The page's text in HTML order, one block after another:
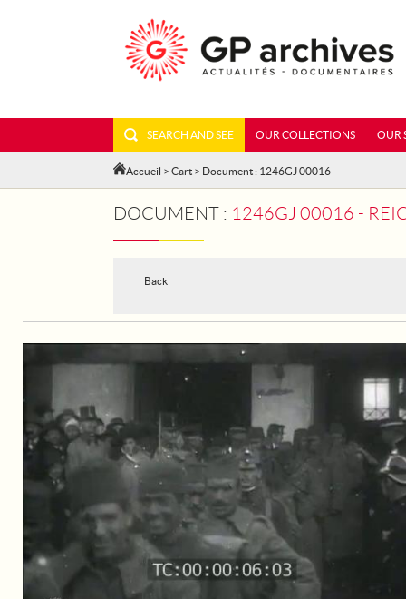
SEARCH AND SEE OUR COLLECTIONS OUR
Accueil > Cart > Document : 1246GJ 00016
DOCUMENT : 1246GJ 00016 -
Back